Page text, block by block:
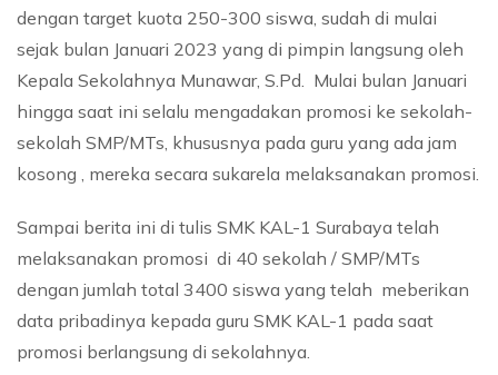
dengan target kuota 250-300 siswa, sudah di mulai
sejak bulan Januari 2023 yang di pimpin langsung oleh
Kepala Sekolahnya Munawar, S.Pd. Mulai bulan Januari
hingga saat ini selalu mengadakan promosi ke sekolah-
sekolah SMP/MTs, khususnya pada guru yang ada jam
kosong , mereka secara sukarela melaksanakan promosi.
Sampai berita ini di tulis SMK KAL-1 Surabaya telah
melaksanakan promosi di 40 sekolah / SMP/MTs
dengan jumlah total 3400 siswa yang telah meberikan
data pribadinya kepada guru SMK KAL-1 pada saat
promosi berlangsung di sekolahnya.